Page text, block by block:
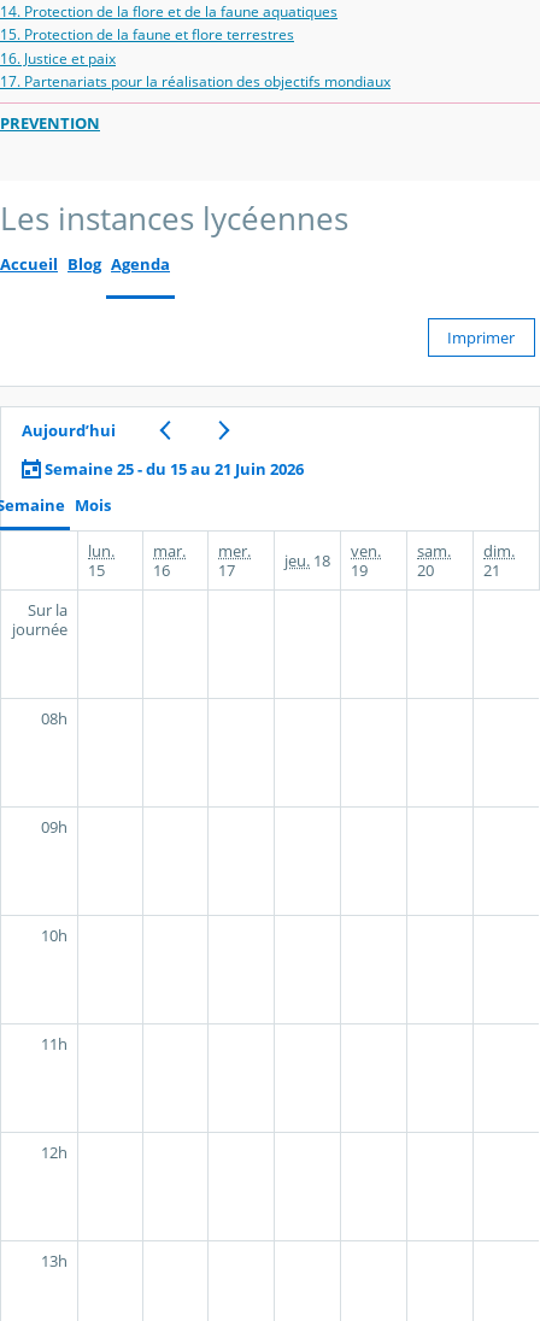
14. Protection de la flore et de la faune aquatiques
15. Protection de la faune et flore terrestres
16. Justice et paix
17. Partenariats pour la réalisation des objectifs mondiaux
PREVENTION
Les instances lycéennes
Accueil Blog Agenda
Imprimer
Aujourd’hui
Semaine 25 - du 15 au 21 Juin 2026
Mois
lun.
15
mar.
16
mer.
17
jeu. 18
ven.
19
sam.
20
dim.
21
Sur la
journée
08h
09h
10h
11h
12h
13h